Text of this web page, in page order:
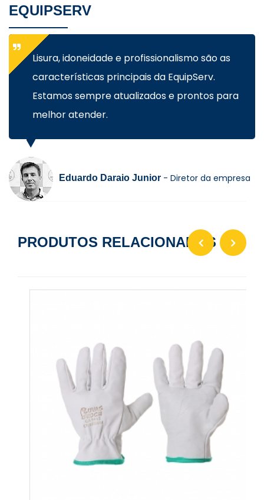
EQUIPSERV
Lisura, idoneidade e profissionalismo são as
características principais da EquipServ.
Estamos sempre atualizados e prontos para
melhor atender.
Eduardo Daraio Junior - Diretor da empresa
PRODUTOS RELACIONADOS